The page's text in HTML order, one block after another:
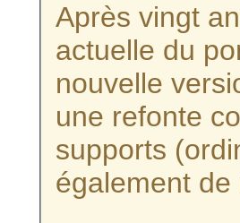
Après vingt
actuelle du
nouvelle
une refonte
supports
également